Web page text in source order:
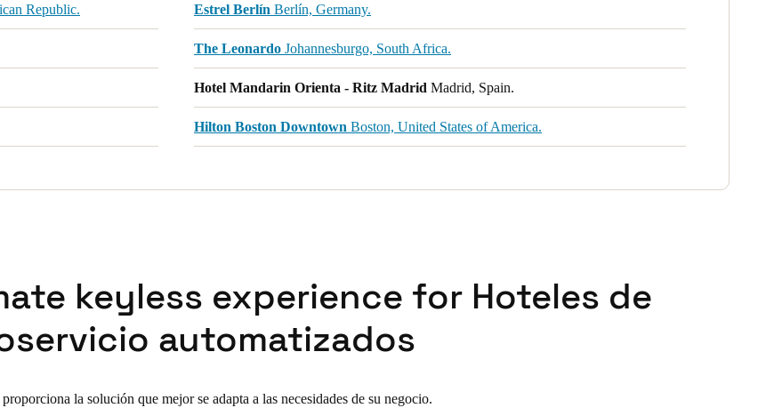
Republic. Estrel Berlín Berlín, Germany.
The Leonardo Johannesburgo, South Africa.
Hotel Mandarin Orienta - Ritz Madrid Madrid, Spain.
Hilton Boston Downtown Boston, United States of America.
keyless experience for Hoteles de
automatizados
la solución que mejor se adapta a las necesidades de su negocio.